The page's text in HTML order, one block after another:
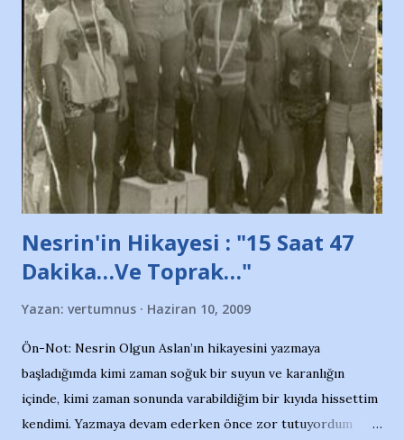
protesto eylemiyle açıkladıklarını bildiriyordu.. Bu grup
adına açıklama yapan şahsı muhterem(!) ''Açık ve net olarak
söylüyoruz. Bu son uyarımızdır. Bunun yanısıra, bu takımlara
ait tanıtıcı ilanların asılmasına izin veren Bursa Büyükşehir
Belediyesi ile mağazaların bulunduğu alışveriş merkezlerini
de kınıyoruz'' diye de eklemiş .. Blogumuzda okuduğum bu
yazının hemen ardından bu habe...
Nesrin'in Hikayesi : "15 Saat 47
Dakika…Ve Toprak…"
Yazan: vertumnus Haziran 10, 2009
Ön-Not: Nesrin Olgun Aslan’ın hikayesini yazmaya
başladığımda kimi zaman soğuk bir suyun ve karanlığın
içinde, kimi zaman sonunda varabildiğim bir kıyıda hissettim
kendimi. Yazmaya devam ederken önce zor tutuyordum